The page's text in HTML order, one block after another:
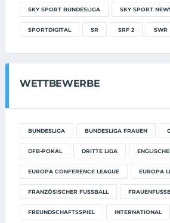
SKY SPORT BUNDESLIGA SKY SPORT
SPORTDIGITAL SR SRF 2 SWR
WETTBEWERBE
BUNDESLIGA BUNDESLIGA FRAUEN
DFB-POKAL DRITTE LIGA
EUROPA CONFERENCE LEAGUE EUROPA
FRANZÖSISCHER FUSSBALL
FREUNDSCHAFTSSPIEL INTERNATIONAL